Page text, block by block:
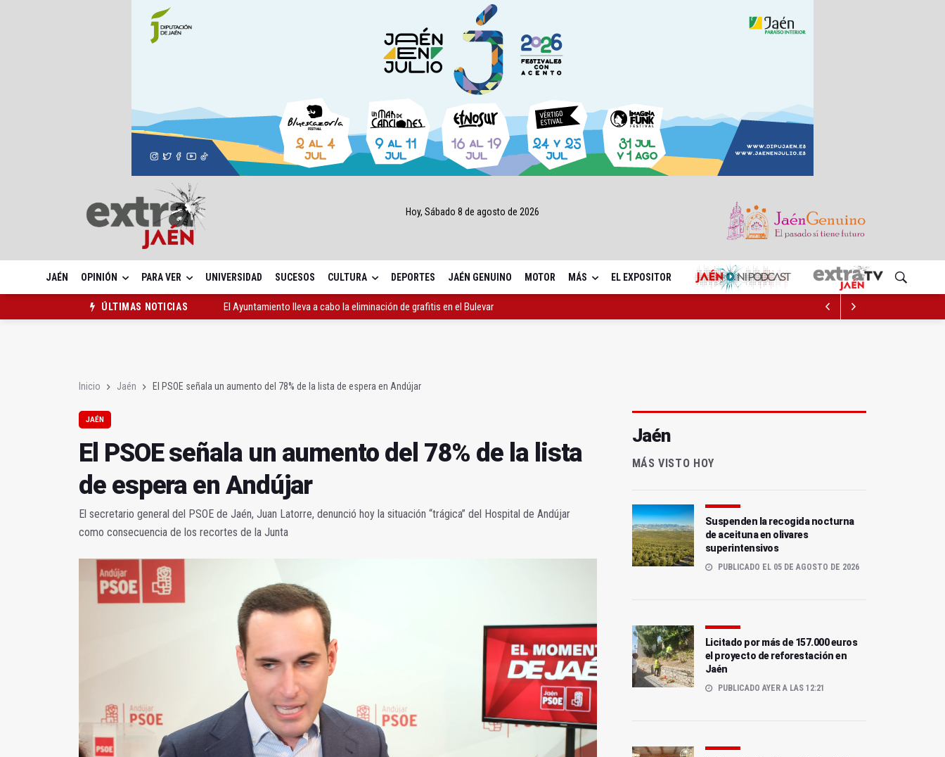
Hoy, Sábado 8 de agosto de 2026
JAÉN OPINIÓN PARA VER UNIVERSIDAD SUCESOS CULTURA DEPORTES JAÉN GENUINO MOTOR MÁS EL EXPOSITOR
ÚLTIMAS NOTICIAS
El Ayuntamiento lleva a cabo la eliminación de grafitis en el Bulevar
Inicio Jaén El PSOE señala un aumento del 78% de la lista de espera en Andújar
JAÉN
El PSOE señala un aumento del 78% de la lista
de espera en Andújar
El secretario general del PSOE de Jaén, Juan Latorre, denunció hoy la situación “trágica” del Hospital de Andújar
como consecuencia de los recortes de la Junta
Jaén
MÁS VISTO HOY
Suspenden la recogida nocturna
de aceituna en olivares
superintensivos
PUBLICADO EL 05 DE AGOSTO DE 2026
Licitado por más de 157.000 euros
el proyecto de reforestación en
Jaén
PUBLICADO AYER A LAS 12:21